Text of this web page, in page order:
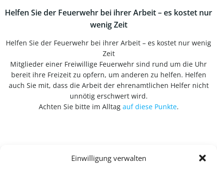
Einwilligung verwalten
Helfen Sie der Feuerwehr bei ihrer Arbeit – es kostet nur
wenig Zeit
Helfen Sie der Feuerwehr bei ihrer Arbeit – es kostet nur wenig
Zeit
Mitglieder einer Freiwillige Feuerwehr sind rund um die Uhr
bereit ihre Freizeit zu opfern, um anderen zu helfen. Helfen
auch Sie mit, dass die Arbeit der ehrenamtlichen Helfer nicht
unnötig erschwert wird.
Achten Sie bitte im Alltag auf diese Punkte.